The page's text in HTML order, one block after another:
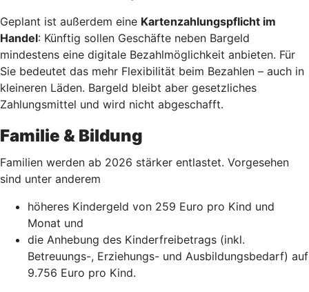
Geplant ist außerdem eine Kartenzahlungspflicht im
Handel: Künftig sollen Geschäfte neben Bargeld
mindestens eine digitale Bezahlmöglichkeit anbieten. Für
Sie bedeutet das mehr Flexibilität beim Bezahlen – auch in
kleineren Läden. Bargeld bleibt aber gesetzliches
Zahlungsmittel und wird nicht abgeschafft.
Familie & Bildung
Familien werden ab 2026 stärker entlastet. Vorgesehen
sind unter anderem
höheres Kindergeld von 259 Euro pro Kind und
Monat und
die Anhebung des Kinderfreibetrags (inkl.
Betreuungs-, Erziehungs- und Ausbildungsbedarf) auf
9.756 Euro pro Kind.